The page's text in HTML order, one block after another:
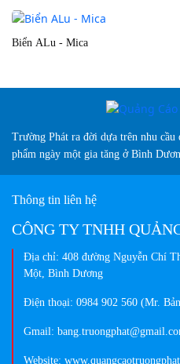
Biển ALu - Mica
Trường Phát ra đời dựa trên nhu cầu
phẩm ngày một gia tăng ở Bình
Thông tin liên hệ
CÔNG TY TNHH
Địa chỉ: 408 đường Nguyễn Chí
Một, Bình Dương
Điện thoại: 0984 902 560 (Mr.
Gmail:
Website: